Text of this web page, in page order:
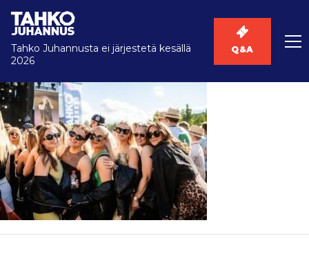
Tahko Juhannusta ei järjestetä kesällä
2026
Q&A